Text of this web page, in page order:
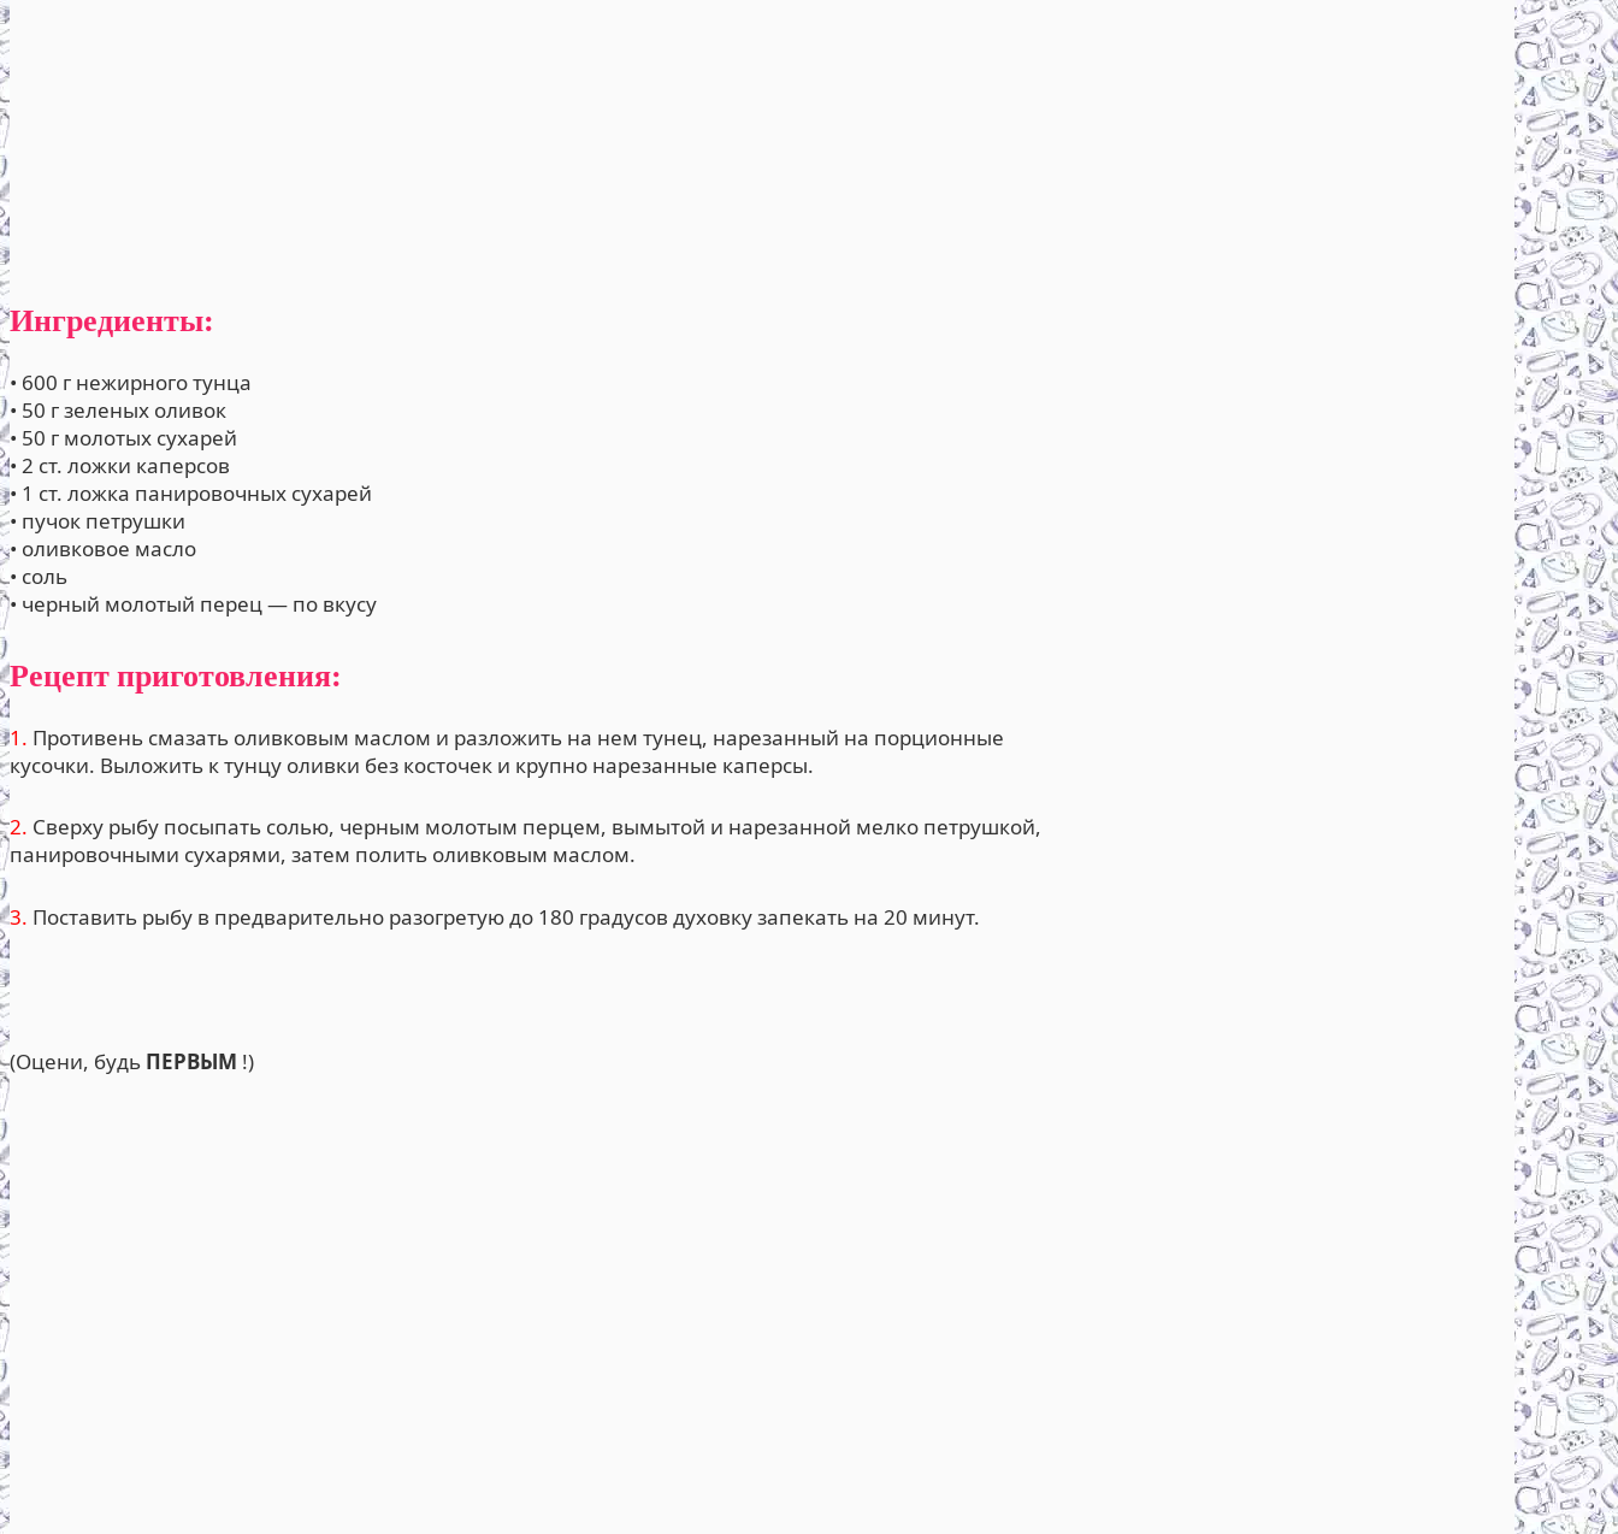
Ингредиенты:
• 600 г нежирного тунца
• 50 г зеленых оливок
• 50 г молотых сухарей
• 2 ст. ложки каперсов
• 1 ст. ложка панировочных сухарей
• пучок петрушки
• оливковое масло
• соль
• черный молотый перец — по вкусу
Рецепт приготовления:
1. Противень смазать оливковым маслом и разложить на нем тунец, нарезанный на порционные
кусочки. Выложить к тунцу оливки без косточек и крупно нарезанные каперсы.
2. Сверху рыбу посыпать солью, черным молотым перцем, вымытой и нарезанной мелко петрушкой,
панировочными сухарями, затем полить оливковым маслом.
3. Поставить рыбу в предварительно разогретую до 180 градусов духовку запекать на 20 минут.
(Оцени, будь ПЕРВЫМ !)